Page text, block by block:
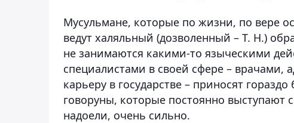
Мусульмане, которые по жизни, по вере
ведут халяльный (дозволенный – Т. Н.)
не занимаются какими-то языческими
специалистами в своей сфере –
карьеру в государстве – приносят
говоруны, которые постоянно
надоели, очень сильно.